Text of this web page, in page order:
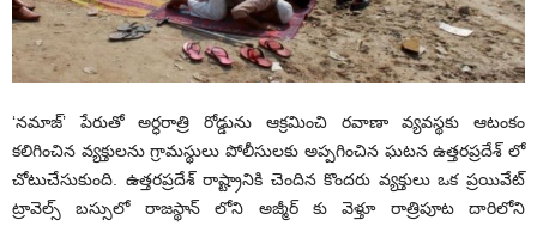
‘నమాజ్’ పేరుతో అర్ధరాత్రి రోడ్డును ఆక్రమించి రవాణా వ్యవస్థకు ఆటంకం
కలిగించిన వ్యక్తులను గ్రామస్థులు పోలీసులకు అప్పగించిన ఘటన ఉత్తరప్రదేశ్ లో
చోటుచేసుకుంది. ఉత్త‌ర‌ప్ర‌దేశ్‌ రాష్ట్రానికి చెందిన కొందరు వ్యక్తులు ఒక ప్రయివేట్
ట్రావెల్స్ బస్సులో రాజస్థాన్ లోని అజ్మీర్ కు వెళ్తూ రాత్రిపూట దారిలోని